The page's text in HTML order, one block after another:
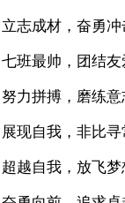
成材，奋勇冲
最帅，团结友
拼搏，磨练意
自我，非比寻
自我，放飞梦